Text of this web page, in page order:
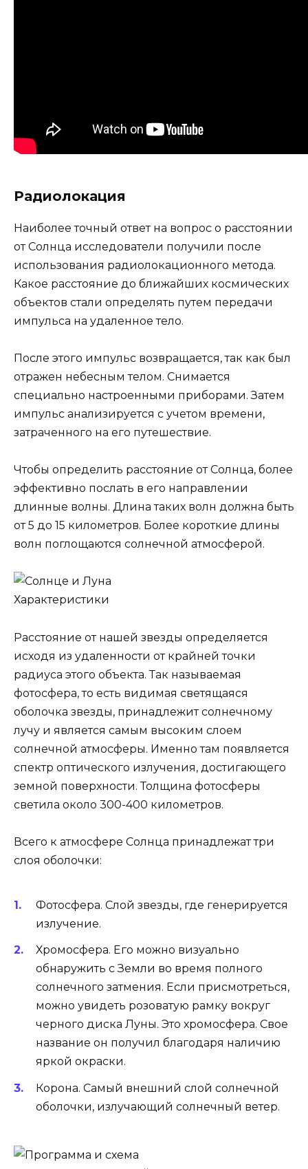
Радиолокация
Наиболее точный ответ на вопрос о расстоянии
от Солнца исследователи получили после
использования радиолокационного метода.
Какое расстояние до ближайших космических
объектов стали определять путем передачи
импульса на удаленное тело.
После этого импульс возвращается, так как был
отражен небесным телом. Снимается
специально настроенными приборами. Затем
импульс анализируется с учетом времени,
затраченного на его путешествие.
Чтобы определить расстояние от Солнца, более
эффективно послать в его направлении
длинные волны. Длина таких волн должна быть
от 5 до 15 километров. Более короткие длины
волн поглощаются солнечной атмосферой.
Характеристики
Расстояние от нашей звезды определяется
исходя из удаленности от крайней точки
радиуса этого объекта. Так называемая
фотосфера, то есть видимая светящаяся
оболочка звезды, принадлежит солнечному
лучу и является самым высоким слоем
солнечной атмосферы. Именно там появляется
спектр оптического излучения, достигающего
земной поверхности. Толщина фотосферы
светила около 300-400 километров.
Всего к атмосфере Солнца принадлежат три
слоя оболочки:
Фотосфера. Слой звезды, где генерируется
излучение.
Хромосфера. Его можно визуально
обнаружить с Земли во время полного
солнечного затмения. Если присмотреться,
можно увидеть розоватую рамку вокруг
черного диска Луны. Это хромосфера. Свое
название он получил благодаря наличию
яркой окраски.
Корона. Самый внешний слой солнечной
оболочки, излучающий солнечный ветер.